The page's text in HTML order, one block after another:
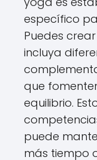
específico
Puedes
incluya
que
equilibrio.
puede
más tiempo